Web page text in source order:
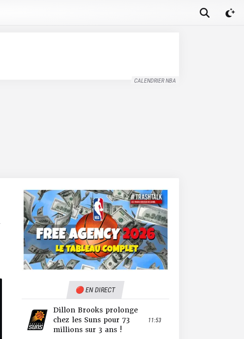
CALENDRIER NBA
🔴 EN DIRECT
Dillon Brooks prolonge
chez les Suns pour 73
millions sur 3 ans !
11:53